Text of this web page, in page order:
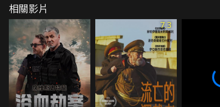
相關影片
7.3